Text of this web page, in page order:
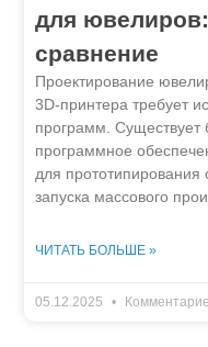
для
сравнение
Проектирование
3D-принтера требует
программ. Существует
программное
для
запуска массового
ЧИТАТЬ БОЛЬШЕ »
05.12.2025